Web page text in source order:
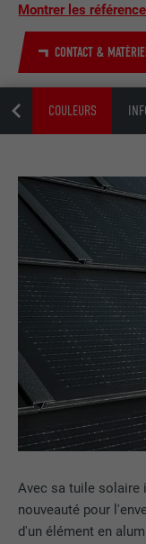
Montrer les
CONTACT &
COULEURS
Avec sa tuile solaire
nouveauté pour
d'un élément en